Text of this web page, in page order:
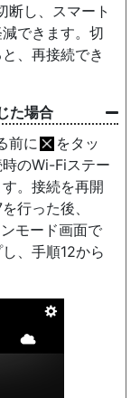
断し、スマート
できます。切
、再接続でき
た場合
前に
をタッ
のWi-Fiステー
。接続を再開
行った後、
モード画面で
、手順12から